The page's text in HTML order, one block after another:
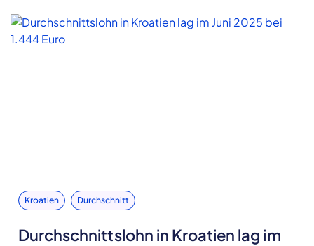
Kroatien Durchschnitt
Durchschnittslohn in Kroatien lag im